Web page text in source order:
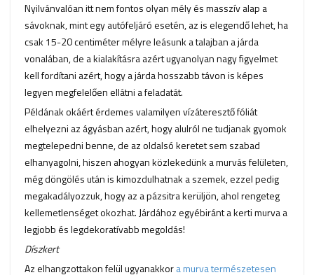
Nyilvánvalóan itt nem fontos olyan mély és masszív alap a
sávoknak, mint egy autófeljáró esetén, az is elegendő lehet, ha
csak 15-20 centiméter mélyre leásunk a talajban a járda
vonalában, de a kialakításra azért ugyanolyan nagy figyelmet
kell fordítani azért, hogy a járda hosszabb távon is képes
legyen megfelelően ellátni a feladatát.
Példának okáért érdemes valamilyen vízáteresztő fóliát
elhelyezni az ágyásban azért, hogy alulról ne tudjanak gyomok
megtelepedni benne, de az oldalsó keretet sem szabad
elhanyagolni, hiszen ahogyan közlekedünk a murvás felületen,
még döngölés után is kimozdulhatnak a szemek, ezzel pedig
megakadályozzuk, hogy az a pázsitra kerüljön, ahol rengeteg
kellemetlenséget okozhat. Járdához egyébiránt a kerti murva a
legjobb és legdekoratívabb megoldás!
Díszkert
Az elhangzottakon felül ugyanakkora murva természetesen